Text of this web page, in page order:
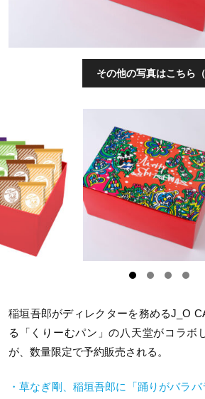
その他の写真はこちら（
稲垣吾郎がディレクターを務めるJ_O
る「くりーむパン」の八天堂がコラボ
が、数量限定で予約販売される。
・草なぎ剛、稲垣吾郎に「踊りがバラ